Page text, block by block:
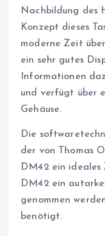
Nachbildung des
Konzept dieses
moderne Zeit
ein sehr gutes
Informationen
und verfügt über
Gehäuse.
Die
der von Thomas
DM42 ein ideales
DM42 ein
genommen
benötigt.